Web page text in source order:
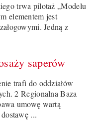
trwa pilotaż „Modelu
elementem jest
Jedną z
saperów
trafi do oddziałów
2 Regionalna Baza
umowę wartą
...